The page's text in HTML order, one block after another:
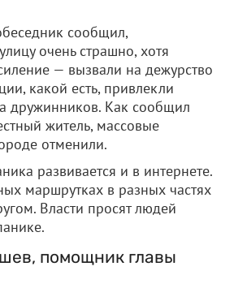
сообщил,
очень страшно, хотя
— вызвали на дежурство
какой есть, привлекли
дружинников. Как сообщил
житель, массовые
отменили.
развивается и в интернете.
маршрутках в разных частях
Власти просят людей
помощник главы